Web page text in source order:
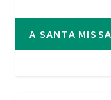
A SANTA